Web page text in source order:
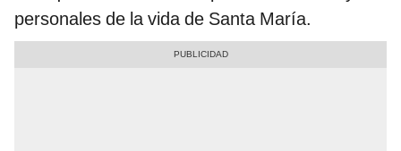
personales de la vida de Santa María.